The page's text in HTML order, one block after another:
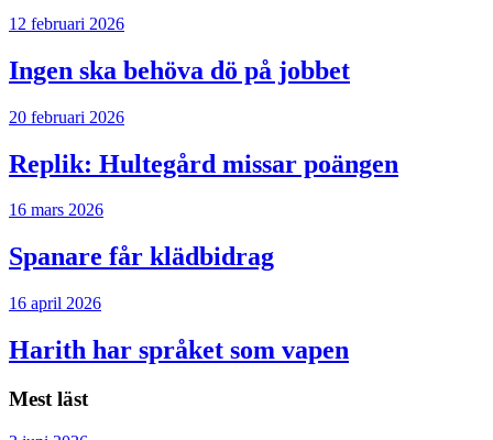
12 februari 2026
Ingen ska behöva dö på jobbet
20 februari 2026
Replik: Hultegård missar poängen
16 mars 2026
Spanare får klädbidrag
16 april 2026
Harith har språket som vapen
Mest läst